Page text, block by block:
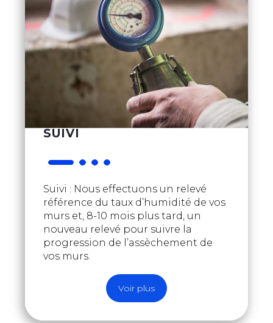
SUIVI
Suivi : Nous effectuons un relevé
référence du taux d’humidité de vos
murs et, 8-10 mois plus tard, un
nouveau relevé pour suivre la
progression de l’assèchement de
vos murs.
Voir plus